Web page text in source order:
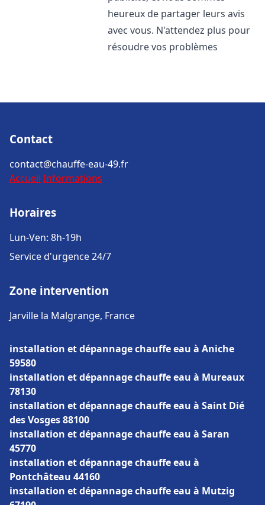
heureux de partager leurs avis
avec vous. N'attendez plus pour
résoudre vos problèmes
Contact
contact@chauffe-eau-49.fr
Accueil Informations
Horaires
Lun-Ven: 8h-19h
Service d'urgence 24/7
Zone intervention
Jarville la Malgrange, France
installation et dépannage chauffe eau à Aniche
59580
installation et dépannage chauffe eau à Mureaux
78130
installation et dépannage chauffe eau à Saint Dié
des Vosges 88100
installation et dépannage chauffe eau à Saran
45770
installation et dépannage chauffe eau à
Pontchâteau 44160
installation et dépannage chauffe eau à Mutzig